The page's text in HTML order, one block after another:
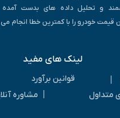
و تحلیل داده های بدست آمده از
قیمت خودرو را با کمترین خطا انجام
لینک های مفید
قوانین برآورد
متداول
مشاوره